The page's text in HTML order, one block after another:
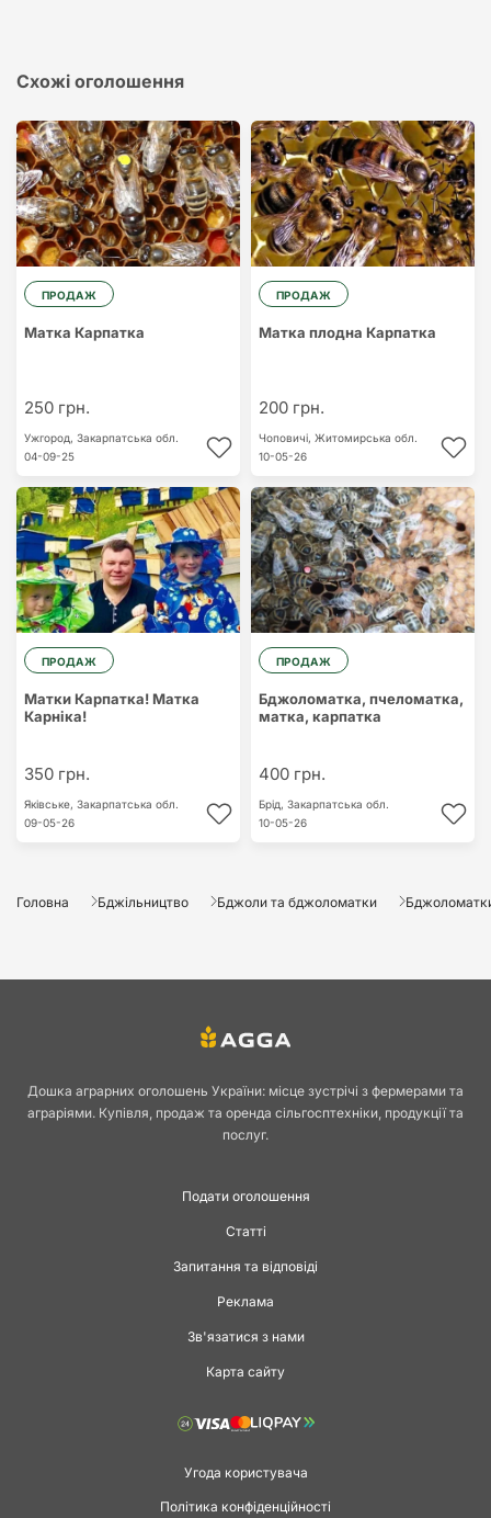
Схожі оголошення
ПРОДАЖ
Матка Карпатка
250 грн.
Ужгород, Закарпатська обл.
04-09-25
ПРОДАЖ
Матка плодна Карпатка
200 грн.
Чоповичі, Житомирська обл.
10-05-26
ПРОДАЖ
Матки Карпатка! Матка
Карніка!
350 грн.
Яківське, Закарпатська обл.
09-05-26
ПРОДАЖ
Бджоломатка, пчеломатка,
матка, карпатка
400 грн.
Брід, Закарпатська обл.
10-05-26
Головна Бджільництво Бджоли та бджоломатки
Дошка аграрних оголошень України: місце зустрічі з фермерами та
аграріями. Купівля, продаж та оренда сільгосптехніки, продукції та
послуг.
Подати оголошення
Статті
Запитання та відповіді
Реклама
Зв'язатися з нами
Карта сайту
Угода користувача
Політика конфіденційності